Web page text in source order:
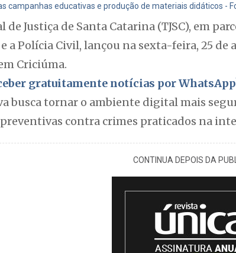
campanhas educativas e produção de materiais didáticos -
de Justiça de Santa Catarina (TJSC), em
a Polícia Civil, lançou na sexta-feira, 25 de
Criciúma.
gratuitamente notícias por
busca tornar o ambiente digital mais
preventivas contra crimes praticados na
CONTINUA DEPOIS DA